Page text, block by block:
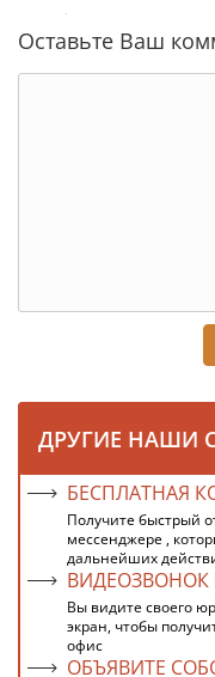
Оставьте Ваш
ДРУГИЕ НАШИ
БЕСПЛАТНАЯ
Получите быстрый
мессенджере ,
дальнейших
Вы видите своего
экран, чтобы
офис
ОБЪЯВИТЕ